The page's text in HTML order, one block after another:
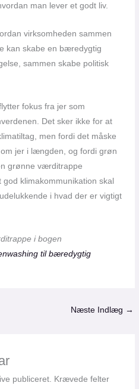
man lever et godt liv.
virksomheden sammen
kan skabe en bæredygtig
sammen skabe politisk
fokus fra jer som
Det sker ikke for at
men fordi det måske
jer i længden, og fordi grøn
grønne værditrappe
klimakommunikation skal
i hvad der er vigtigt
i bogen
til bæredygtig
Næste Indlæg →
publiceret. Krævede felter